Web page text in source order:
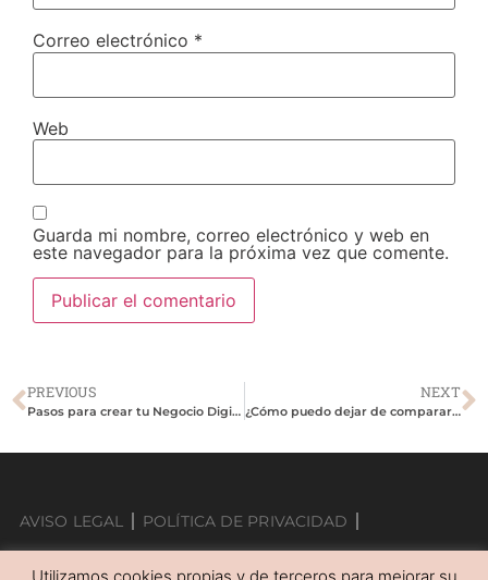
Correo electrónico *
Web
Guarda mi nombre, correo electrónico y web en
este navegador para la próxima vez que comente.
PREVIOUS
Pasos para crear tu Negocio Digital
NEXT
¿Cómo puedo dejar de compararme?
AVISO LEGAL POLÍTICA DE PRIVACIDAD
POLÍTICA DE COOKIES